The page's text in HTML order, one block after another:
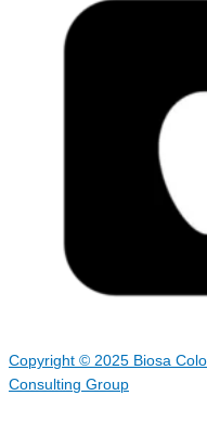
Copyright © 2025 Biosa
Consulting Group